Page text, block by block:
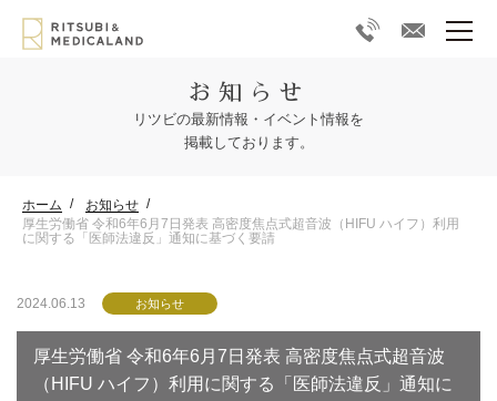
お知らせ
リツビの最新情報・イベント情報を
掲載しております。
ホーム
お知らせ
厚生労働省 令和6年6月7日発表 高密度焦点式超音波（HIFU ハイフ）利用
に関する「医師法違反」通知に基づく要請
2024.06.13 お知らせ
厚生労働省 令和6年6月7日発表 高密度焦点式超音波
（HIFU ハイフ）利用に関する「医師法違反」通知に